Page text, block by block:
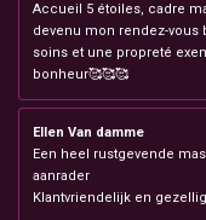
Accueil 5 étoiles, cadre
devenu mon rendez-vous
soins et une propreté
bonheur🥰🥰🥰
Ellen Van damme
Een heel rustgevende
aanrader
Klantvriendelijk en